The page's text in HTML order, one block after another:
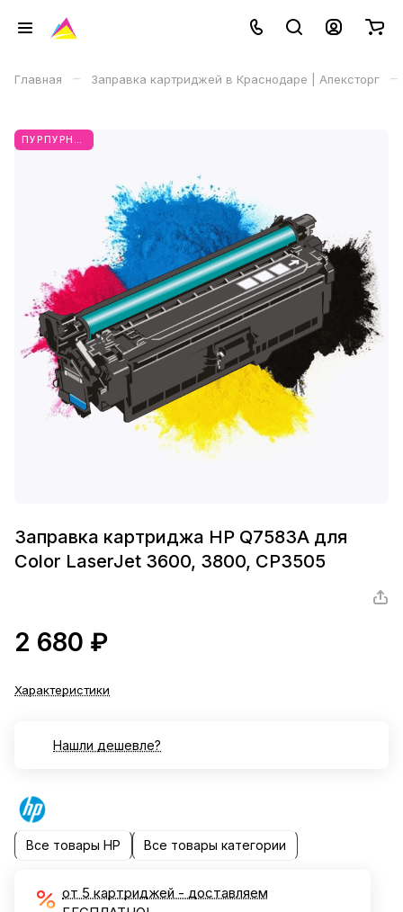
Главная – Заправка картриджей в Краснодаре | Апексторг –
Заправка картриджа HP Q7583A для
Color LaserJet 3600, 3800, CP3505
2 680 ₽
Характеристики
Нашли дешевле?
Все товары HP Все товары категории
от 5 картриджей - доставляем